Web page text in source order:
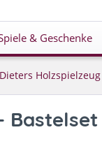
& Geschenke
Dieters Holzspielzeug
Bastelset